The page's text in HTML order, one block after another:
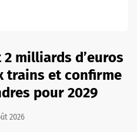
milliards d’euros
trains et confirme
pour 2029
2026